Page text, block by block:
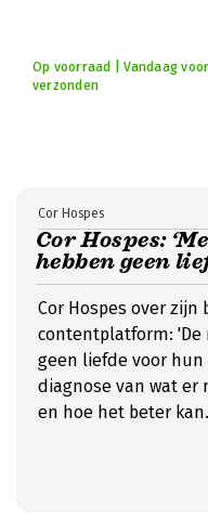
Op voorraad | Vandaag
verzonden
Cor Hospes:
hebben geen
Cor Hospes
Cor Hospes over zijn
contentplatform: 'De
geen liefde voor hun
diagnose van wat
en hoe het beter kan.